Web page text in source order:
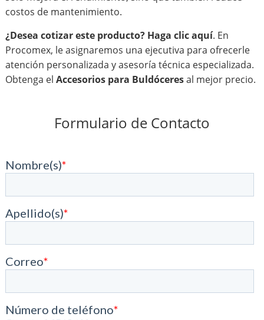
costos de mantenimiento.
¿Desea cotizar este producto? Haga clic aquí. En
Procomex, le asignaremos una ejecutiva para ofrecerle
atención personalizada y asesoría técnica especializada.
Obtenga el Accesorios para Buldóceresal mejor precio.
Formulario de Contacto